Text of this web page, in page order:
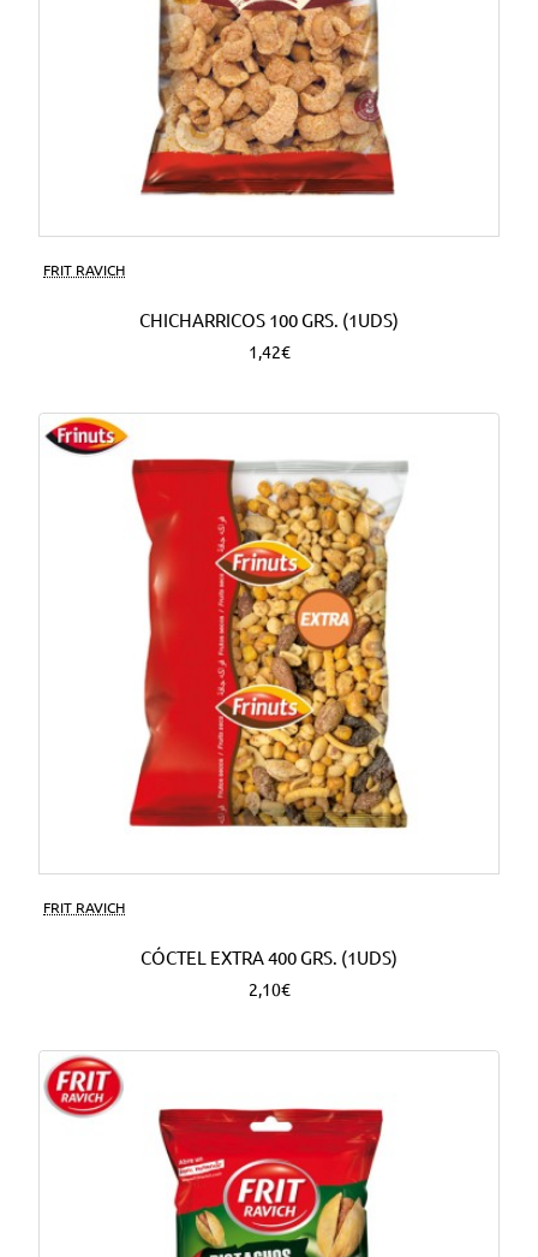
FRIT RAVICH
CHICHARRICOS 100 GRS. (1UDS)
1,42€
FRIT RAVICH
CÓCTEL EXTRA 400 GRS. (1UDS)
2,10€